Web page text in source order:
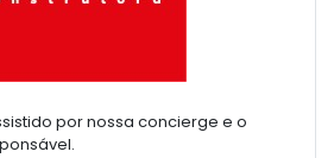
por nossa concierge e o